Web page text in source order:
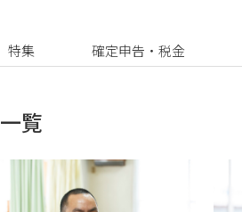
特集 確定申告・税金
覧